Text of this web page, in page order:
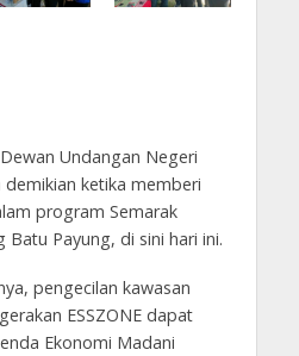
Undangan Negeri
ketika memberi
program Semarak
Batu Payung, di sini hari ini.
pengecilan kawasan
ESSZONE dapat
Ekonomi Madani